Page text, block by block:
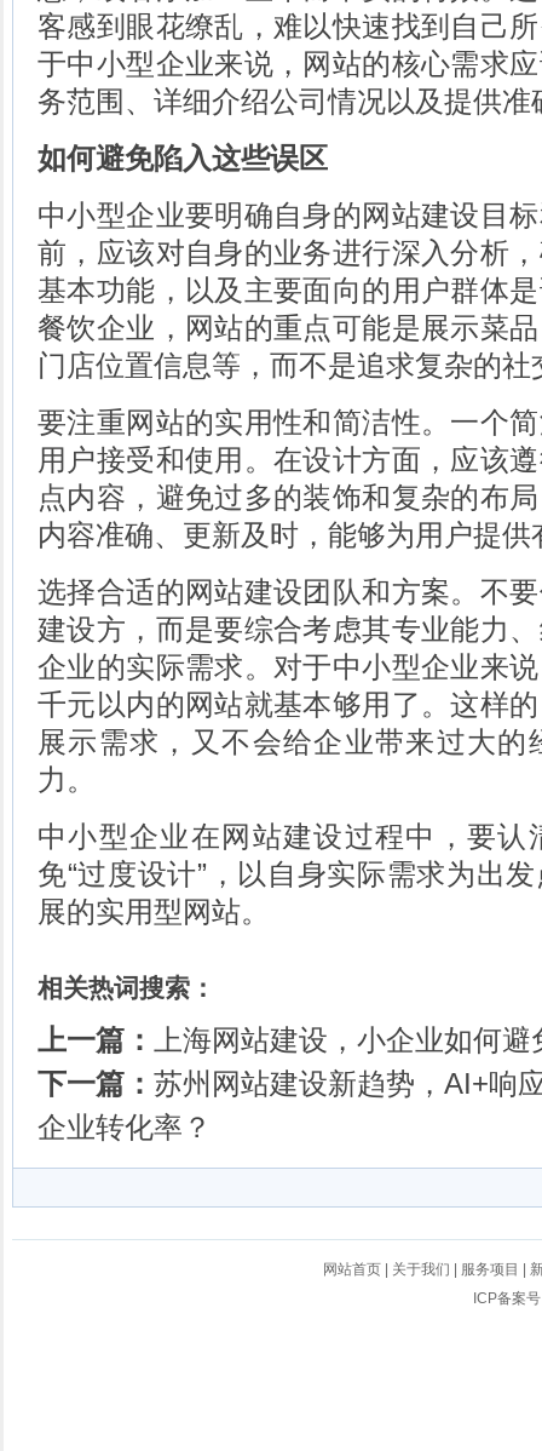
客感到眼花缭乱，难以快速找到自己
于中小型企业来说，网站的核心需求
务范围、详细介绍公司情况以及提供准
如何避免陷入这些误区
中小型企业要明确自身的网站建设目
前，应该对自身的业务进行深入分析
基本功能，以及主要面向的用户群体
餐饮企业，网站的重点可能是展示菜
门店位置信息等，而不是追求复杂的社
要注重网站的实用性和简洁性。一个
用户接受和使用。在设计方面，应该
点内容，避免过多的装饰和复杂的布
内容准确、更新及时，能够为用户提
选择合适的网站建设团队和方案。不
建设方，而是要综合考虑其专业能力
企业的实际需求。对于中小型企业来
千元以内的网站就基本够用了。这样
展示需求，又不会给企业带来过大的
力。
中小型企业在网站建设过程中，要认
免“过度设计”，以自身实际需求为出
展的实用型网站。
相关热词搜索：
上一篇：
上海网站建设，小企业如何
下一篇： 苏州网站建设新趋势，AI+响
企业转化率？
网站首页| 关于我们 服务项目
ICP备案